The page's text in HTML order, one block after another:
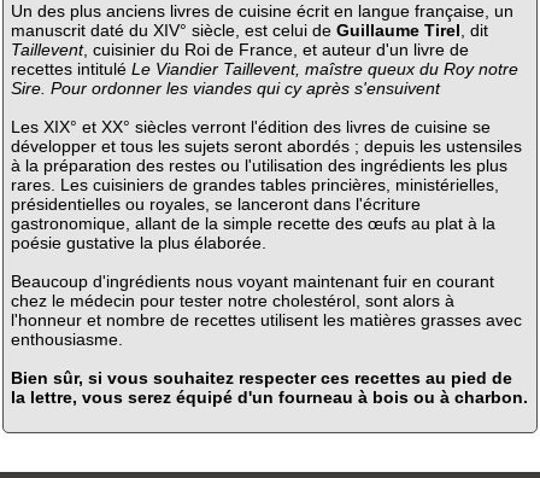
Un des plus anciens livres de cuisine écrit en langue française, un
manuscrit daté du XIV° siècle, est celui de Guillaume Tirel, dit
Taillevent, cuisinier du Roi de France, et auteur d'un livre de
recettes intitulé Le Viandier Taillevent, maîstre queux du Roy notre
Sire. Pour ordonner les viandes qui cy après s'ensuivent
Les XIX° et XX° siècles verront l'édition des livres de cuisine se
développer et tous les sujets seront abordés ; depuis les ustensiles
à la préparation des restes ou l'utilisation des ingrédients les plus
rares. Les cuisiniers de grandes tables princières, ministérielles,
présidentielles ou royales, se lanceront dans l'écriture
gastronomique, allant de la simple recette des œufs au plat à la
poésie gustative la plus élaborée.
Beaucoup d'ingrédients nous voyant maintenant fuir en courant
chez le médecin pour tester notre cholestérol, sont alors à
l'honneur et nombre de recettes utilisent les matières grasses avec
enthousiasme.
Bien sûr, si vous souhaitez respecter ces recettes au pied de
la lettre, vous serez équipé d'un fourneau à bois ou à charbon.